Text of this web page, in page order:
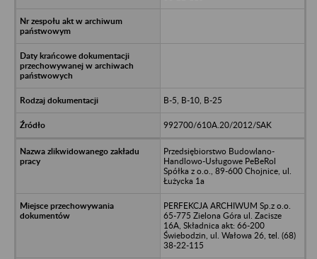
B-5, B-10, B-25
992700/610A.20/2012/SAK
Przedsiębiorstwo Budowlano-
Handlowo-Usługowe PeBeRol
Spółka z o.o., 89-600 Chojnice, ul.
Łużycka 1a
PERFEKCJA ARCHIWUM Sp.z o.o.
65-775 Zielona Góra ul. Zacisze
16A, Składnica akt: 66-200
Świebodzin, ul. Wałowa 26, tel. (68)
38-22-115